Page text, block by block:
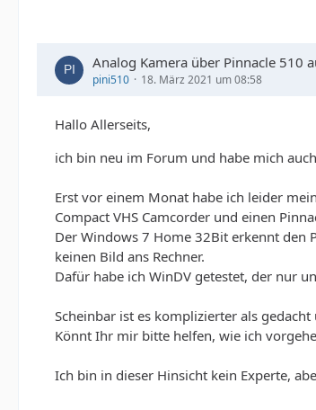
Analog Kamera über Pinnacle 510
pini510 18. März 2021 um 08:58
Hallo Allerseits,
ich bin neu im Forum und habe mich
Erst vor einem Monat habe ich leider
Compact VHS Camcorder und einen
Der Windows 7 Home 32Bit erkennt den
keinen Bild ans Rechner.
Dafür habe ich WinDV getestet, der nur
Scheinbar ist es komplizierter als
Könnt Ihr mir bitte helfen, wie ich
Ich bin in dieser Hinsicht kein Experte,